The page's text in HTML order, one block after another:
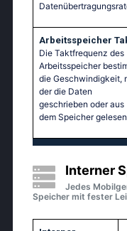
Arbeitsspeicher
Die Taktfrequenz des
Arbeitsspeicher
die Geschwindigkeit,
der die Daten
geschrieben oder aus
dem Speicher
Interner
Jedes
Speicher mit fester